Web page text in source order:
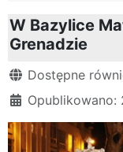
W Bazylice
Grenadzie
Szczegóły
Dostępne
Opublikowano: